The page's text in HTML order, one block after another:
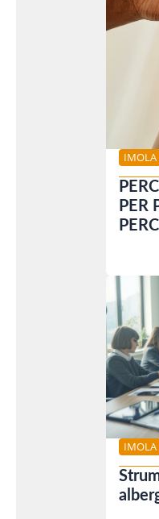
IMOLA
PER
IMOLA